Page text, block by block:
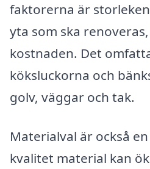
faktorerna är
yta som ska
kostnaden. Det
köksluckorna och
golv, väggar och tak.
Materialval är också
kvalitet material kan